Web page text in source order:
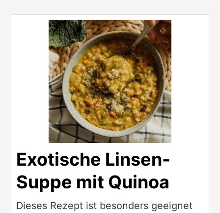
Exotische Linsen-
Suppe mit Quinoa
Dieses Rezept ist besonders geeignet